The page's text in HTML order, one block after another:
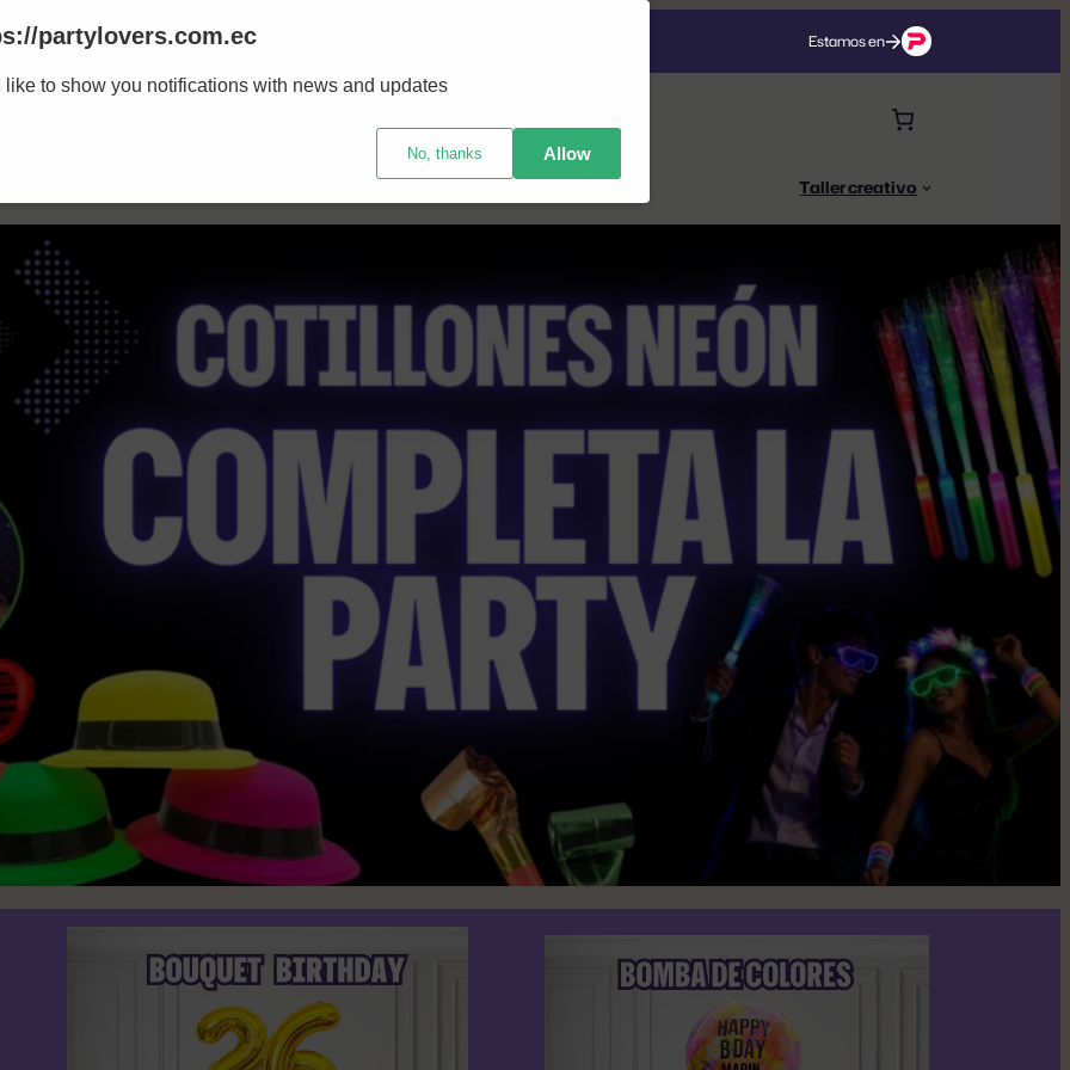
Estamos en
Accesorios Neón Taller creativo
partylovers.com.ec
like to show you notifications with news and updates
No, thanks Allow